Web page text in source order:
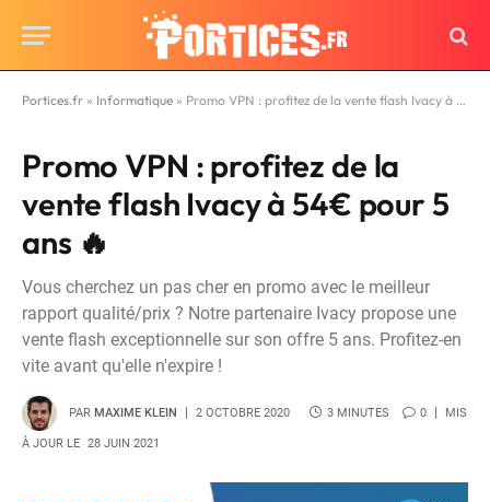
Portices.fr » Informatique » Promo VPN : profitez de la vente flash Ivacy à 54€ pour 5 ans 🔥
Promo VPN : profitez de la
vente flash Ivacy à 54€ pour 5
ans 🔥
Vous cherchez un pas cher en promo avec le meilleur
rapport qualité/prix ? Notre partenaire Ivacy propose une
vente flash exceptionnelle sur son offre 5 ans. Profitez-en
vite avant qu'elle n'expire !
PAR MAXIME KLEIN 2 OCTOBRE 2020 3 MINUTES 0 MIS
À JOUR LE 28 JUIN 2021